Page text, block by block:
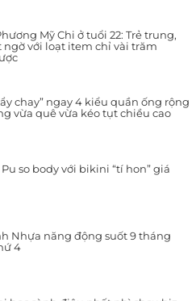
Mỹ Chi ở tuổi 22: Trẻ trung,
ngờ với loạt item chỉ vài trăm
chay” ngay 4 kiểu quần ống rộng
vừa quê vừa kéo tụt chiều cao
so body với bikini “tí hon” giá
Nhựa năng động suốt 9 tháng
4